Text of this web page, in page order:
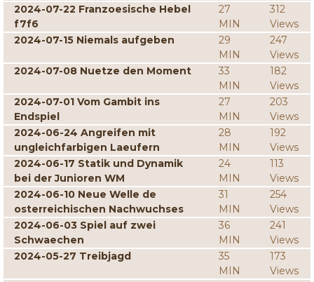
2024-07-22 Franzoesische Hebel
f7f6
27
MIN
312
Views
2024-07-15 Niemals aufgeben
29
MIN
247
Views
2024-07-08 Nuetze den Moment
33
MIN
182
Views
2024-07-01 Vom Gambit ins
Endspiel
27
MIN
203
Views
2024-06-24 Angreifen mit
ungleichfarbigen Laeufern
28
MIN
192
Views
2024-06-17 Statik und Dynamik
bei der Junioren WM
24
MIN
113
Views
2024-06-10 Neue Welle de
osterreichischen Nachwuchses
31
MIN
254
Views
2024-06-03 Spiel auf zwei
Schwaechen
36
MIN
241
Views
2024-05-27 Treibjagd
35
MIN
173
Views